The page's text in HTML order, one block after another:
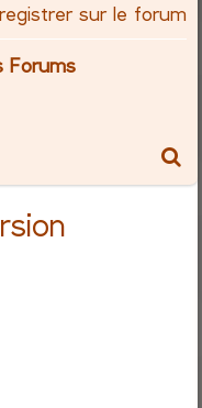
sur le forum
Forums